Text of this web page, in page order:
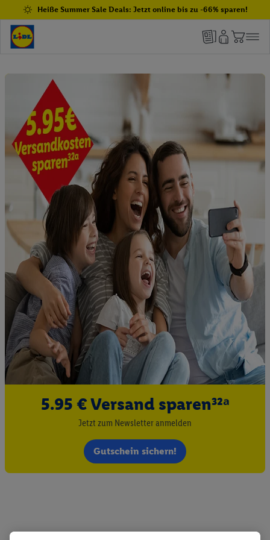
Heiße Summer Sale Deals: Jetzt online bis zu -66% sparen!
5.95 € Versand sparen³²ᵃ
Jetzt zum Newsletter anmelden
Gutschein sichern!